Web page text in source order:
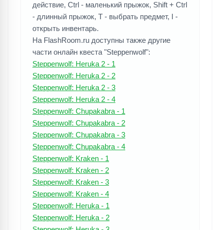
действие, Ctrl - маленький прыжок, Shift + Ctrl
- длинный прыжок, T - выбрать предмет, I -
открыть инвентарь.
На FlashRoom.ru доступны также другие
части онлайн квеста "Steppenwolf":
Steppenwolf: Heruka 2 - 1
Steppenwolf: Heruka 2 - 2
Steppenwolf: Heruka 2 - 3
Steppenwolf: Heruka 2 - 4
Steppenwolf: Chupakabra - 1
Steppenwolf: Chupakabra - 2
Steppenwolf: Chupakabra - 3
Steppenwolf: Chupakabra - 4
Steppenwolf: Kraken - 1
Steppenwolf: Kraken - 2
Steppenwolf: Kraken - 3
Steppenwolf: Kraken - 4
Steppenwolf: Heruka - 1
Steppenwolf: Heruka - 2